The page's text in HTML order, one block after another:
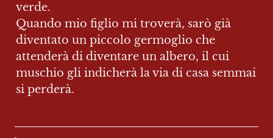
verde.
Quando mio figlio mi troverà, sarò già
diventato un piccolo germoglio che
attenderà di diventare un albero, il cui
muschio gli indicherà la via di casa semmai
si perderà.